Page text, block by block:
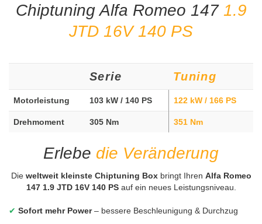
Chiptuning Alfa Romeo 147 1.9
JTD 16V 140 PS
Serie Tuning
Motorleistung 103 kW / 140 PS 122 kW / 166 PS
Drehmoment 305 Nm 351 Nm
Erlebe die Veränderung
Die weltweit kleinste Chiptuning Boxbringt Ihren Alfa Romeo
147 1.9 JTD 16V 140 PSauf ein neues Leistungsniveau.
✔ Sofort mehr Power– bessere Beschleunigung & Durchzug